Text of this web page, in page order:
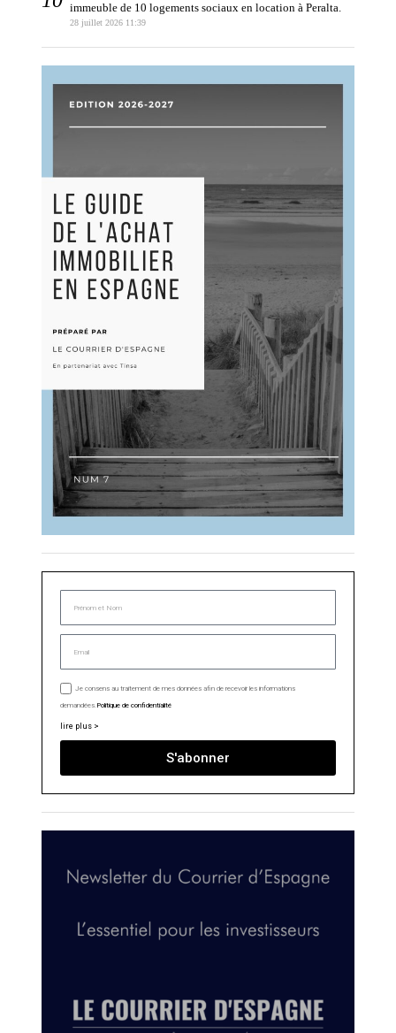
immeuble de 10 logements sociaux en location à Peralta.
28 juillet 2026 11:39
Je consens au traitement de mes données afin de recevoir les informations
demandées.Politique de confidentialité
lire plus >
S'abonner